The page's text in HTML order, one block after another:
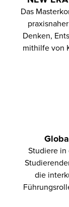
Das
Denken,
mithilfe von
Studiere
die